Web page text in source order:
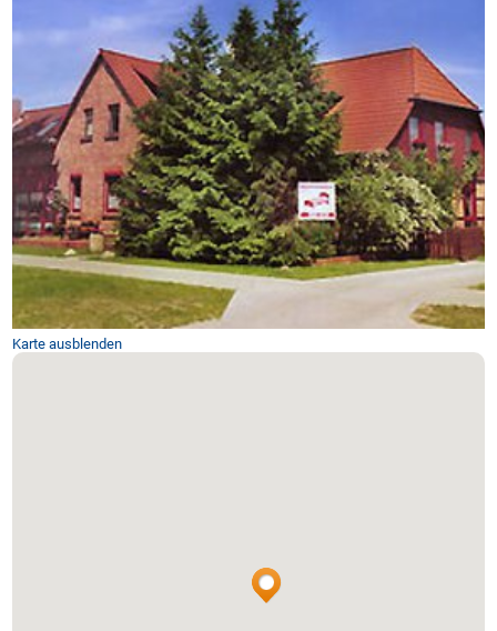
Karte ausblenden